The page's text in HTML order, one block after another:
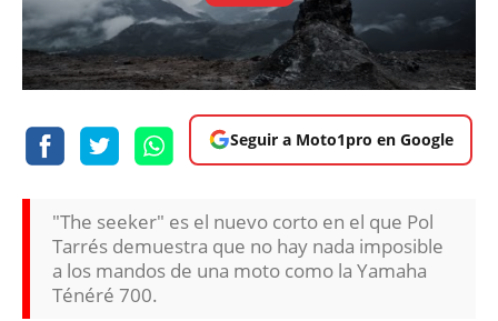
Seguir a Moto1pro en Google
"The seeker" es el nuevo corto en el que Pol
Tarrés demuestra que no hay nada imposible
a los mandos de una moto como la Yamaha
Ténéré 700.